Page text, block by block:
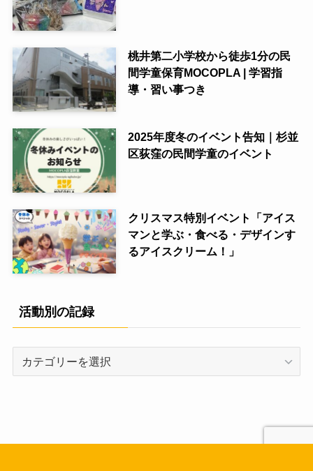
桃井第二小学校から徒歩1分の民
間学童保育MOCOPLA | 学習指
導・習い事つき
2025年度冬のイベント告知｜杉並
区荻窪の民間学童のイベント
クリスマス特別イベント「アイス
マンと学ぶ・食べる・デザインす
るアイスクリーム！」
活動別の記録
録